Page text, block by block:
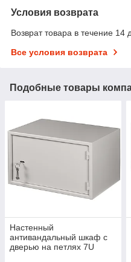
Условия возврата
Возврат товара в течение 14
Все условия возврата
Подобные товары
Настенный
антивандальный шкаф с
дверью на петлях 7U